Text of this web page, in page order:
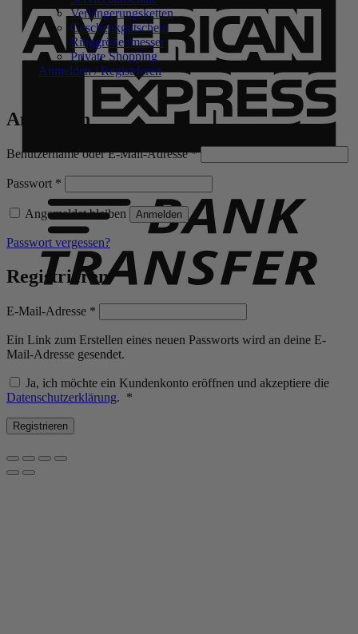
Verlängerungsketten
Geschenkgutschein
Ringgrößenmesser
Private Shopping
Anmelden / Registrieren
Anmelden
Benutzername oder E-Mail-Adresse*Erforderlich
Passwort *
Angemeldet bleiben Anmelden
Passwort vergessen?
Registrieren
E-Mail-Adresse *
Ein Link zum Erstellen eines neuen Passworts wird an deine E-
Mail-Adresse gesendet.
Ja, ich möchte ein Kundenkonto eröffnen und akzeptiere die
Datenschutzerklärung. *
Registrieren